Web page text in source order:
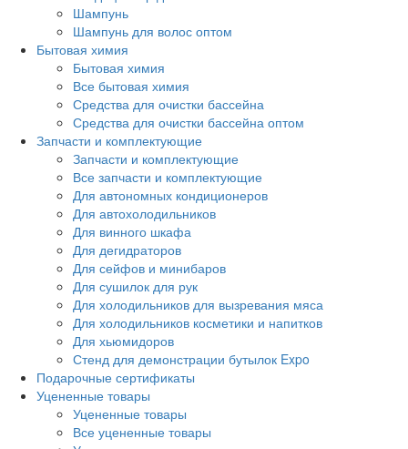
Шампунь
Шампунь для волос оптом
Бытовая химия
Бытовая химия
Все бытовая химия
Средства для очистки бассейна
Средства для очистки бассейна оптом
Запчасти и комплектующие
Запчасти и комплектующие
Все запчасти и комплектующие
Для автономных кондиционеров
Для автохолодильников
Для винного шкафа
Для дегидраторов
Для сейфов и минибаров
Для сушилок для рук
Для холодильников для вызревания мяса
Для холодильников косметики и напитков
Для хьюмидоров
Стенд для демонстрации бутылок Expo
Подарочные сертификаты
Уцененные товары
Уцененные товары
Все уцененные товары